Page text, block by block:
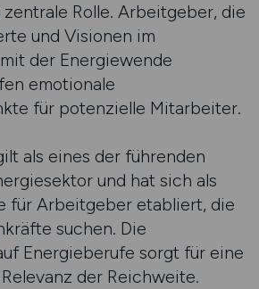
Rolle. Arbeitgeber, die
und Visionen im
der Energiewende
emotionale
für potenzielle Mitarbeiter.
als eines der führenden
und hat sich als
für Arbeitgeber etabliert, die
suchen. Die
Energieberufe sorgt für eine
der Reichweite.